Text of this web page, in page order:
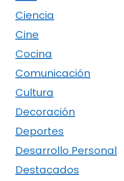
Ciencia
Cine
Cocina
Comunicación
Cultura
Decoración
Deportes
Desarrollo Personal
Destacados